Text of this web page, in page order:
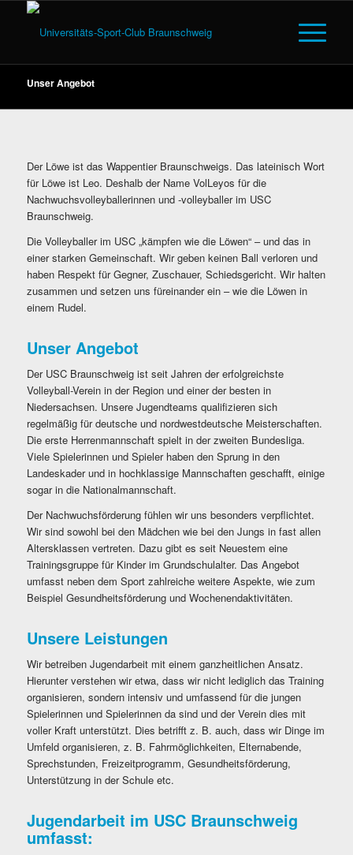
Unser Angebot
Der Löwe ist das Wappentier Braunschweigs. Das lateinisch Wort
für Löwe ist Leo. Deshalb der Name VolLeyos für die
Nachwuchsvolleyballerinnen und -volleyballer im USC
Braunschweig.
Die Volleyballer im USC „kämpfen wie die Löwen“ – und das in
einer starken Gemeinschaft. Wir geben keinen Ball verloren und
haben Respekt für Gegner, Zuschauer, Schiedsgericht. Wir halten
zusammen und setzen uns füreinander ein – wie die Löwen in
einem Rudel.
Unser Angebot
Der USC Braunschweig ist seit Jahren der erfolgreichste
Volleyball-Verein in der Region und einer der besten in
Niedersachsen. Unsere Jugendteams qualifizieren sich
regelmäßig für deutsche und nordwestdeutsche Meisterschaften.
Die erste Herrenmannschaft spielt in der zweiten Bundesliga.
Viele Spielerinnen und Spieler haben den Sprung in den
Landeskader und in hochklassige Mannschaften geschafft, einige
sogar in die Nationalmannschaft.
Der Nachwuchsförderung fühlen wir uns besonders verpflichtet.
Wir sind sowohl bei den Mädchen wie bei den Jungs in fast allen
Altersklassen vertreten. Dazu gibt es seit Neuestem eine
Trainingsgruppe für Kinder im Grundschulalter. Das Angebot
umfasst neben dem Sport zahlreiche weitere Aspekte, wie zum
Beispiel Gesundheitsförderung und Wochenendaktivitäten.
Unsere Leistungen
Wir betreiben Jugendarbeit mit einem ganzheitlichen Ansatz.
Hierunter verstehen wir etwa, dass wir nicht lediglich das Training
organisieren, sondern intensiv und umfassend für die jungen
Spielerinnen und Spielerinnen da sind und der Verein dies mit
voller Kraft unterstützt. Dies betrifft z. B. auch, dass wir Dinge im
Umfeld organisieren, z. B. Fahrmöglichkeiten, Elternabende,
Sprechstunden, Freizeitprogramm, Gesundheitsförderung,
Unterstützung in der Schule etc.
Jugendarbeit im USC Braunschweig
umfasst: